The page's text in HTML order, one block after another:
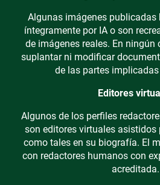
Algunas imágenes publicadas
íntegramente por IA o son
de imágenes reales. En ningún
suplantar ni modificar
de las partes
Editores
Algunos de los perfiles
son editores virtuales asistidos
como tales en su biografía. El
con redactores humanos con
acreditada.